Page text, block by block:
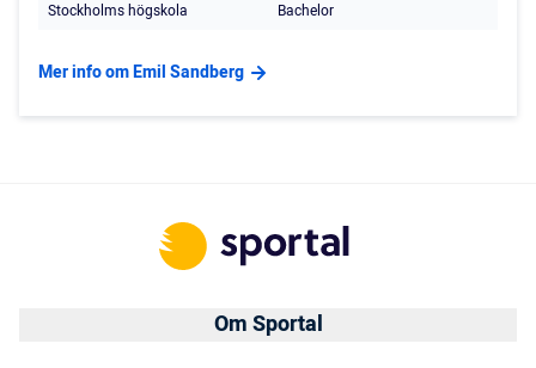
Stockholms högskola Bachelor
Mer info om Emil Sandberg
Om Sportal